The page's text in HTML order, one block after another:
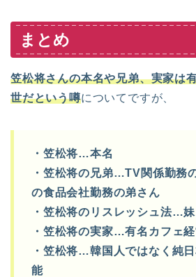
まとめ
笠松将さんの本名や兄弟、実家は
世だという噂についてですが、
・笠松将…本名
・笠松将の兄弟…TV関係勤務
の食品会社勤務の弟さん
・笠松将のリスレッシュ法…
・笠松将の実家…有名カフェ
・笠松将…韓国人ではなく純
能